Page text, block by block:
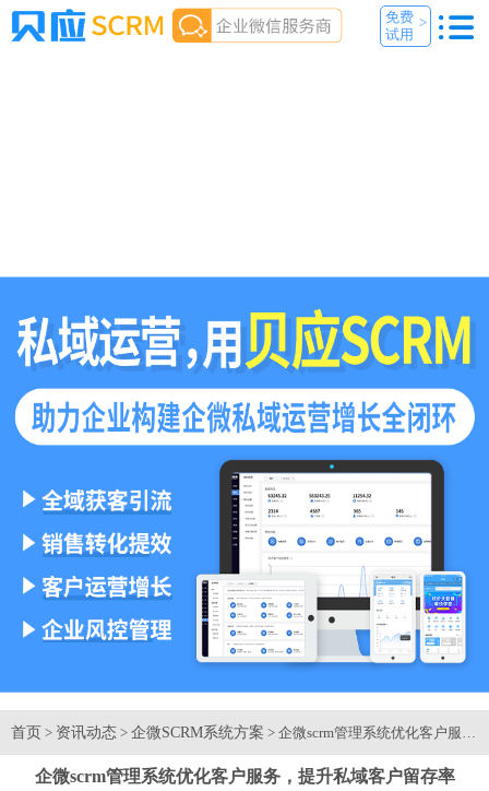
免费
试用
>
首页 > 资讯动态 > 企微SCRM系统方案 > 企微scrm管理系统优化客户服务
企微scrm管理系统优化客户服务，提升私域客户留存率